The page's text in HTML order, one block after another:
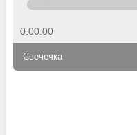
0:00:00
Свечечка